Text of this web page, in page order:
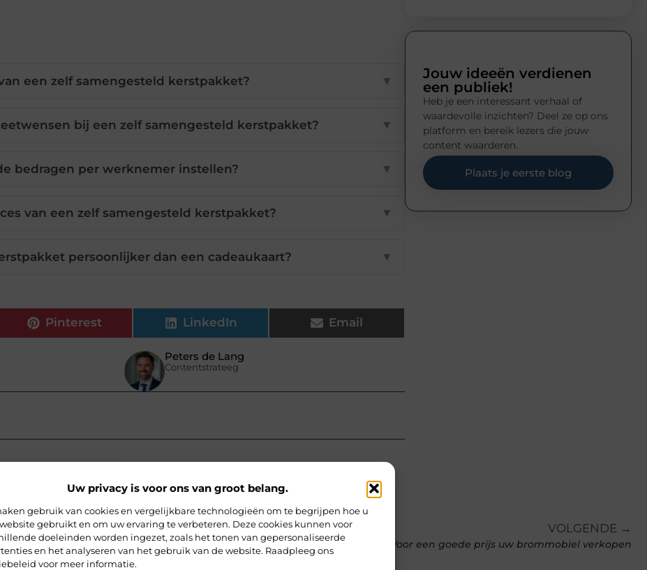
Uw privacy is voor ons van groot belang.
gebruik van cookies en vergelijkbare technologieën om te begrijpen hoe u
gebruikt en om uw ervaring te verbeteren. Deze cookies kunnen voor
doeleinden worden ingezet, zoals het tonen van gepersonaliseerde
en het analyseren van het gebruik van de website. Raadpleeg ons
voor meer informatie.
een zelf samengesteld kerstpakket? ▼
bij een zelf samengesteld kerstpakket? ▼
bedragen per werknemer instellen? ▼
van een zelf samengesteld kerstpakket? ▼
persoonlijker dan een cadeaukaart? ▼
Pinterest LinkedIn Email
Peters de Lang
Contentstrateeg
Jouw ideeën verdienen
een publiek!
Heb je een interessant verhaal of
waardevolle inzichten? Deel ze op ons
platform en bereik lezers die jouw
content waarderen.
Plaats je eerste blog
VOLGENDE →
Voor een goede prijs uw brommobiel verkopen